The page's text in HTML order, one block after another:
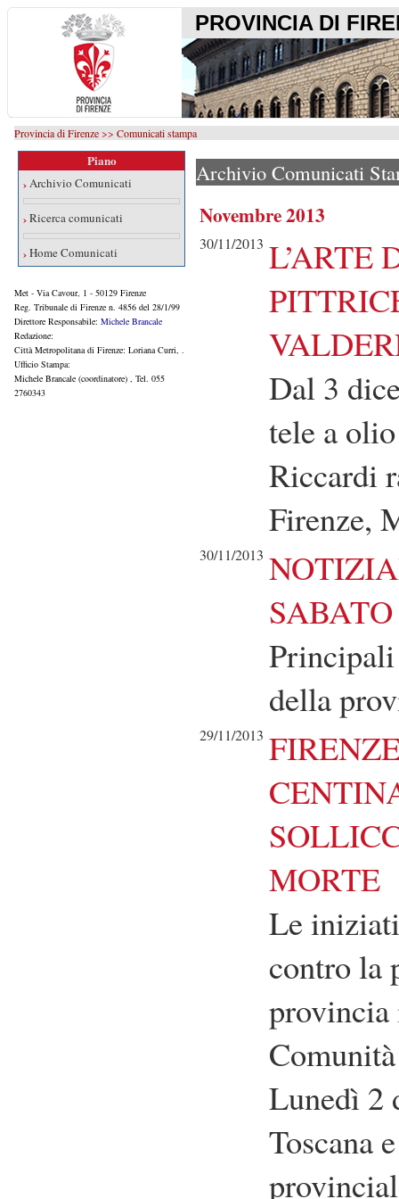
PROVINCIA DI
Provincia di Firenze>> Comunicati stampa
Piano
›Archivio Comunicati
›Ricerca comunicati
›Home Comunicati
Met - Via Cavour, 1 - 50129 Firenze
Reg. Tribunale di Firenze n. 4856 del 28/1/99
Direttore Responsabile: Michele Brancale
Redazione:
Città Metropolitana di Firenze: Loriana Curri, .
Ufficio Stampa:
Michele Brancale (coordinatore) , Tel. 055
2760343
Archivio Comunicati
Novembre 2013
30/11/2013 L’ARTE
Dal 3
tele a
Riccardi
Firenze,
30/11/2013
della
29/11/2013
MORTE
Le
contro la
provincia
Lunedì 2
Toscana